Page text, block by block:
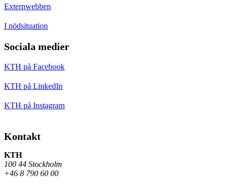
Externwebben
I nödsituation
Sociala medier
KTH på Facebook
KTH på LinkedIn
KTH på Instagram
Kontakt
KTH
100 44 Stockholm
+46 8 790 60 00